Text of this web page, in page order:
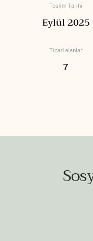
Teslim Tarihi
Eylül 2025
Ticari alanlar
7